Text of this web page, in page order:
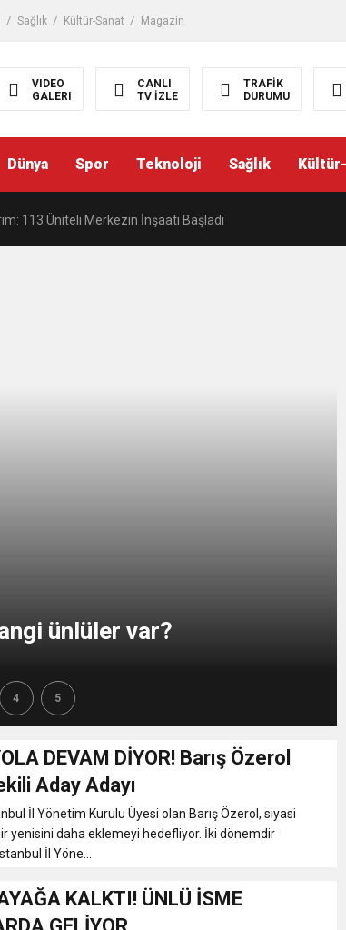
Sağlık Kültür-Sanat Magazin
VIDEO
GALERI
CANLI
TV İZLE
TRAFİK
DURUMU
Dünya Spor Teknoloji Sağlık
personel alınacak
113 Üniteli Merkezin İnşaatı Başladı
personel alınacak
ünlüler var?
4 5
DEVAM DİYOR! Barış Özerol
Aday Adayı
İl Yönetim Kurulu Üyesi olan Barış Özerol, siyasi
yenisini daha eklemeyi hedefliyor. İki dönemdir
İl Yöne...
KALKTI! ÜNLÜ İSME